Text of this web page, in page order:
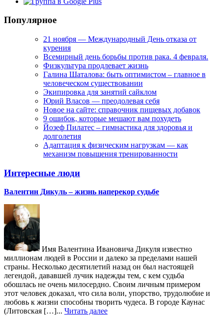
Популярное
21 ноября — Международный День отказа от
курения
Всемирный день борьбы против рака. 4 февраля.
Физкультура продлевает жизнь
Галина Шаталова: быть оптимистом – главное в
человеческом существовании
Экипировка для занятий сайклом
Юрий Власов — преодолевая себя
Новое на сайте: справочник пищевых добавок
9 ошибок, которые мешают вам похудеть
Йозеф Пилатес – гимнастика для здоровья и
долголетия
Адаптация к физическим нагрузкам — как
механизм повышения тренированности
Интересные люди
Валентин Дикуль – жизнь наперекор судьбе
Имя Валентина Ивановича Дикуля известно
миллионам людей в России и далеко за пределами нашей
страны. Несколько десятилетий назад он был настоящей
легендой, дававшей лучик надежды тем, с кем судьба
обошлась не очень милосердно. Своим личным примером
этот человек доказал, что сила воли, упорство, трудолюбие и
любовь к жизни способны творить чудеса. В городе Каунас
(Литовская […]... Читать далее